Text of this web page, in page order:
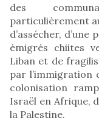
des
particulièrement
d’assécher,
émigrés chiites
Liban et de
par l’immigration
colonisation
Israël en Afrique,
la Palestine.